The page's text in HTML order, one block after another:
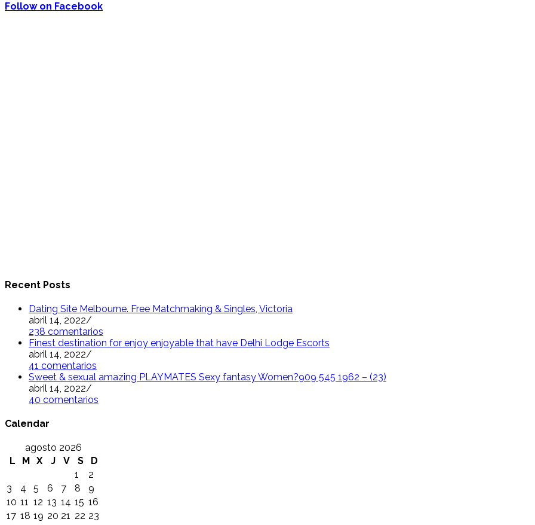
Follow on Facebook
Recent Posts
Dating Site Melbourne. Free Matchmaking & Singles, Victoria
abril 14, 2022/
238 comentarios
Finest destination for enjoy enjoyable that have Delhi Lodge Escorts
abril 14, 2022/
41 comentarios
Sweet & sexual amazing PLAYMATES Sexy fantasy Women?909 545 1962 – (23)
abril 14, 2022/
40 comentarios
Calendar
agosto 2026
L
M X J V S
D
1
2
3
4 5 6 7 8
9
10 11 12 13 14 15 16
17 18 19 20 21 22 23